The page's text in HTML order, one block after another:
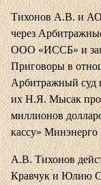
Тихонов А.В. и
через
ООО «ИССБ» и
Приговоры в
Арбитражный суд
их Н.Я. Мысак
миллионов
кассу»
А.В. Тихонов
Кравчук и Юлию